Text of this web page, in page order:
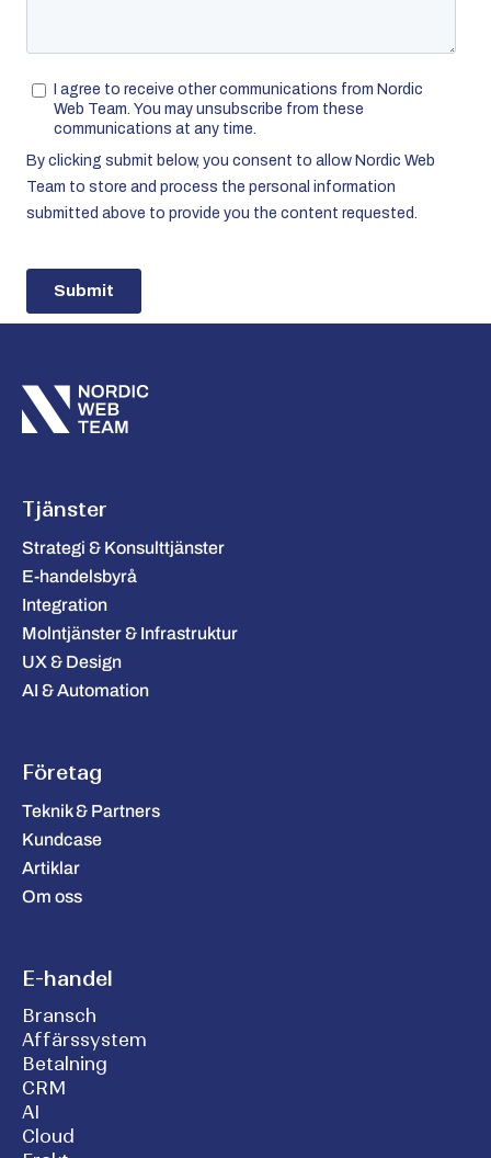
Tjänster
Strategi & Konsulttjänster
E-handelsbyrå
Integration
Molntjänster & Infrastruktur
UX & Design
AI & Automation
Företag
Teknik & Partners
Kundcase
Artiklar
Om oss
E-handel
Bransch
Affärssystem
Betalning
CRM
AI
Cloud